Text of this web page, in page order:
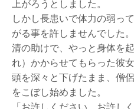
上がろうとしました。
しかし長患いで体力の弱っ
がる事を許しませんでした
清の助けで、やっと身体を
れ）かからせてもらった彼女
頭を深々と下げたまま、僧
をこぼし始めました。
「お許しください。お許し